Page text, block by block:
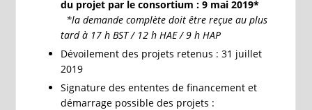
du projet par le consortium : 9 mai 2019*
*la demande complète doit être reçue au plus
tard à 17 h BST / 12 h HAE / 9 h HAP
Dévoilement des projets retenus : 31 juillet
2019
Signature des ententes de financement et
démarrage possible des projets :